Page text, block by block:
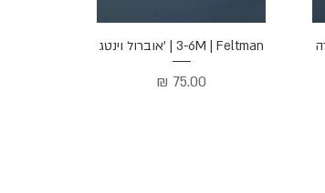
תצוגה מהירה
3-6M | Feltman | 'אוברול וינטג
מחיר